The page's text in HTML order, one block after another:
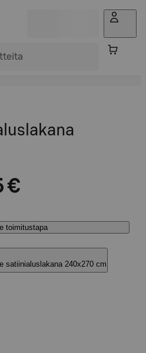
€
toimitustapa
satiinialuslakana 240x270 cm